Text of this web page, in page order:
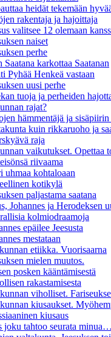
heidät tekemään
rakentaja ja hajoittaja
valitsee 12 olemaan
naiset
perhe
Saatana karkottaa Saatanan
Pyhää Henkeä vastaan
uusi perhe
tuoja ja perheiden
rajat?
hämmentäjä ja sisäpiirin
kuin rikkaruoho ja
raja
vaikutukset. Opettaa
riivaama
uhmaa kohtaloaan
kotikylä
paljastama saatana
Johannes ja Herodeksen
kolmiodraamoja
epäilee Jeesusta
mestataan
etiikka. Vuorisaarna
mielen muutos.
posken kääntämisestä
rakastamisesta
viholliset.
kiusaukset.
kiusaus
joku tahtoo seurata